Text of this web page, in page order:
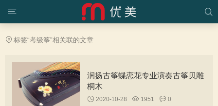
标签“考级筝”相关联的文章
润扬古筝蝶恋花专业演奏古筝贝雕
桐木
2020-10-28 1951 0